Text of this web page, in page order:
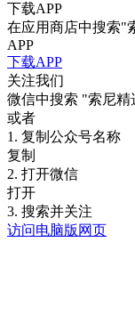
下载APP
在应用商店中搜索"
APP
下载APP
关注我们
微信中搜索 "索尼精
或者
1. 复制公众号名称
复制
2. 打开微信
打开
3. 搜索并关注
访问电脑版网页